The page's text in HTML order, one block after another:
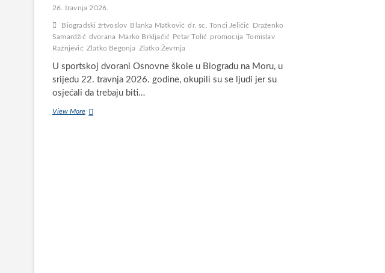
26. travnja 2026.
Biogradski žrtvoslov Blanka Matković dr. sc. Tonći Jeličić
Draženko
Samardžić dvorana Marko Brkljačić Petar Tolić promocija Tomislav
Ražnjević Zlatko Begonja Zlatko Ževrnja
U sportskoj dvorani Osnovne škole u Biogradu na Moru, u
srijedu 22. travnja 2026. godine, okupili su se ljudi jer su
osjećali da trebaju biti…
View MoreBiogradski